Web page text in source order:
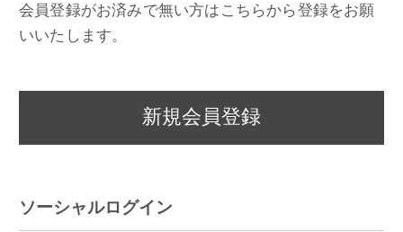
会員登録がお済みで無い方はこちらから登録をお願
いいたします。
新規会員登録
ソーシャルログイン